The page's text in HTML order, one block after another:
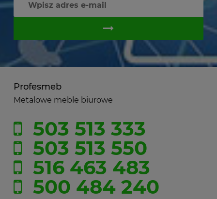
Profesmeb
Metalowe meble biurowe
503 513 333
503 513 550
516 463 483
500 484 240